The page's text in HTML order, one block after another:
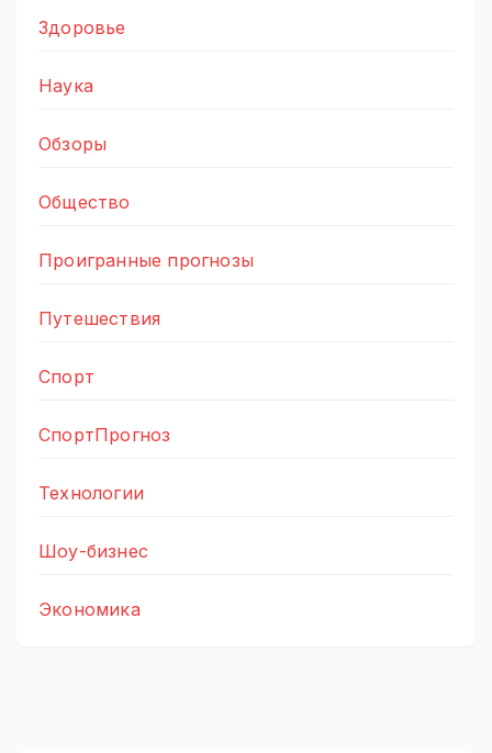
Здоровье
Наука
Обзоры
Общество
Проигранные прогнозы
Путешествия
Спорт
СпортПрогноз
Технологии
Шоу-бизнес
Экономика